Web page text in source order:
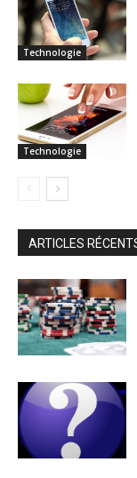
Technologie
Technologie
ARTICLES